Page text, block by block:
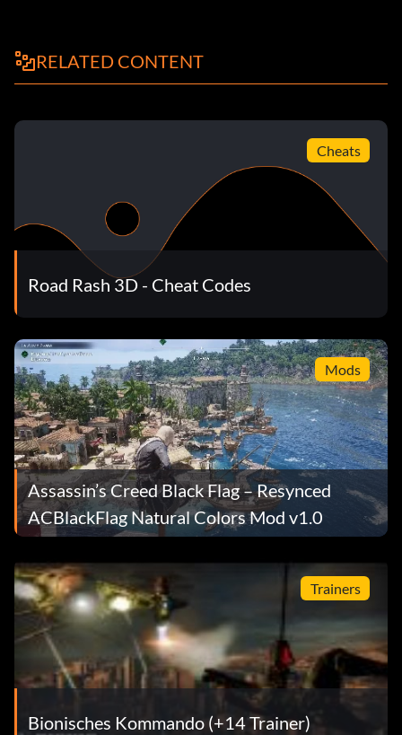
RELATED CONTENT
Cheats
Road Rash 3D - Cheat Codes
Mods
Assassin’s Creed Black Flag – Resynced
ACBlackFlag Natural Colors Mod v1.0
Trainers
Bionisches Kommando (+14 Trainer)